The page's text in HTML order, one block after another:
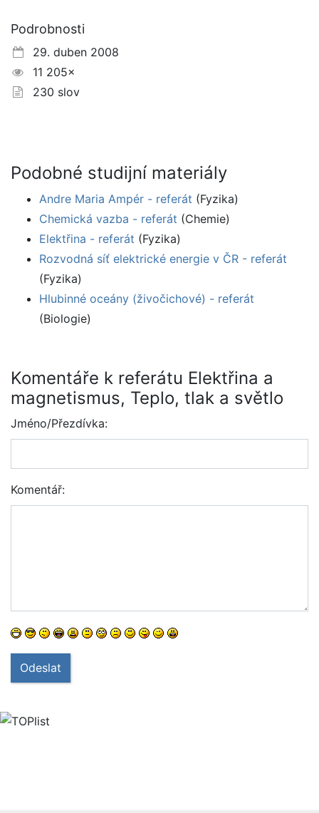
Podrobnosti
29. duben 2008
11 205×
230 slov
Podobné studijní materiály
Andre Maria Ampér - referát (Fyzika)
Chemická vazba - referát (Chemie)
Elektřina - referát (Fyzika)
Rozvodná síť elektrické energie v ČR - referát
(Fyzika)
Hlubinné oceány (živočichové) - referát
(Biologie)
Komentáře k referátu Elektřina a
magnetismus, Teplo, tlak a světlo
Jméno/Přezdívka:
Komentář:
Odeslat